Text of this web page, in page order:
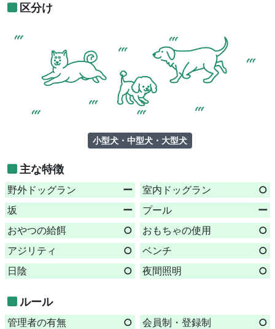
区分け
小型犬・中型犬・大型犬
主な特徴
野外ドッグラン ー 室内ドッグラン
○
坂
ー プール
ー
おやつの給餌
○ おもちゃの使用
○
アジリティ
○ ベンチ
○
日陰
○ 夜間照明 ○
ルール
管理者の有無 ○ 会員制・登録制
○